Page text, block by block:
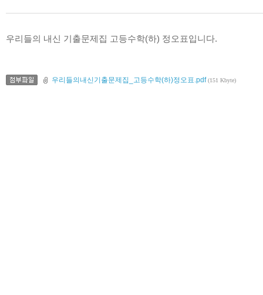
우리들의 내신 기출문제집 고등수학(하) 정오표입니다.
우리들의내신기출문제집_고등수학(하)정오표.pdf (151 Kbyte)